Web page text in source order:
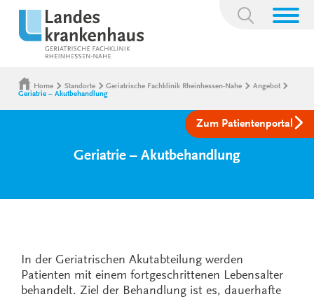
Suchbegriff:
Home Standorte Geriatrische Fachklinik Rheinhessen-Nahe
Angebot
Geriatrie – Akutbehandlung
Zum Patientenportal
Geriatrie – Akutbehandlung
In der Geriatrischen Akutabteilung werden
Patienten mit einem fortgeschrittenen Lebensalter
behandelt. Ziel der Behandlung ist es, dauerhafte